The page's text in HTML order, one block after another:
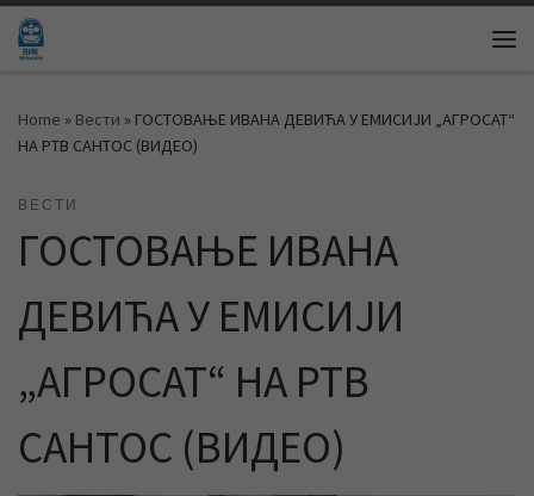
Skip to content
Home » Вести » ГОСТОВАЊЕ ИВАНА ДЕВИЋА У ЕМИСИЈИ „АГРОСАТ“
НА РТВ САНТОС (ВИДЕО)
ВЕСТИ
ГОСТОВАЊЕ ИВАНА
ДЕВИЋА У ЕМИСИЈИ
„АГРОСАТ“ НА РТВ
САНТОС (ВИДЕО)